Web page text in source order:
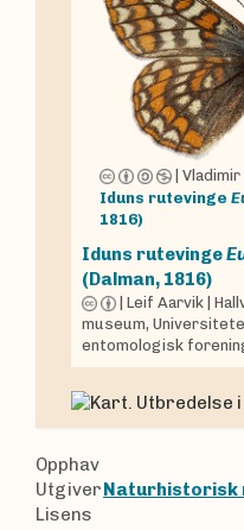
Vladimir
Iduns rutevinge
1816)
Iduns rutevinge
(Dalman, 1816)
Leif Aarvik
museum,
entomologisk
Opphav
Utgiver Naturhistorisk
Lisens